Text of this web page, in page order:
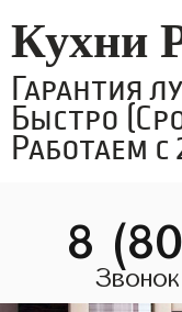
Кухни
Гарантия
Быстро
Работаем с
8